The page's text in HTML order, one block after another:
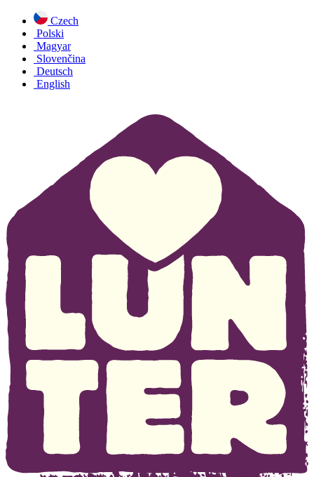
Czech
Polski
Magyar
Slovenčina
Deutsch
English